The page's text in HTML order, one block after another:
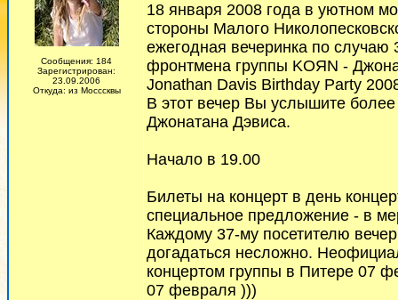
Сообщения: 184
Зарегистрирован:
23.09.2006
Откуда: из Мосссквы
18 января 2008 года в уютном
стороны Малого
ежегодная вечеринка по
фронтмена группы KOЯN -
Jonathan Davis Birthday Party
В этот вечер Вы услышите
Джонатана Дэвиса.
Начало в 19.00
Билеты на концерт в день
специальное предложение - в
Каждому 37-му посетителю
догадаться несложно.
концертом группы в Питере 07
07 февраля )))